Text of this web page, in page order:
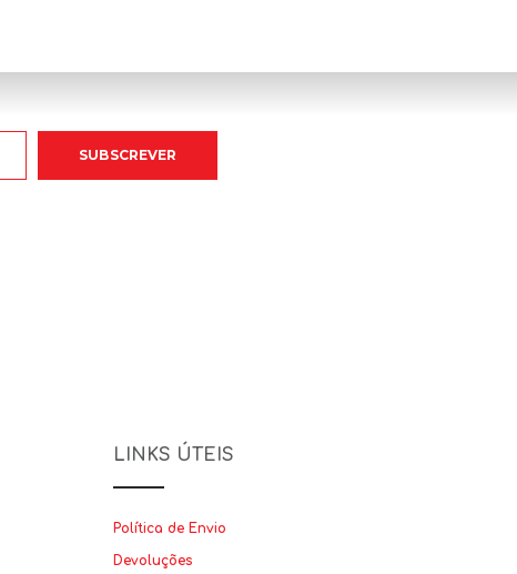
LINKS ÚTEIS
Política de Envio
Devoluções